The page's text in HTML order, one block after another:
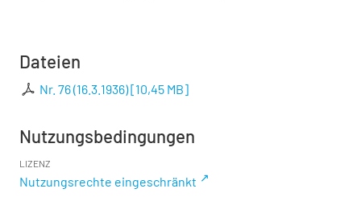
Dateien
Nr. 76 (16.3.1936)[10,45 MB]
Nutzungsbedingungen
LIZENZ
Nutzungsrechte eingeschränkt